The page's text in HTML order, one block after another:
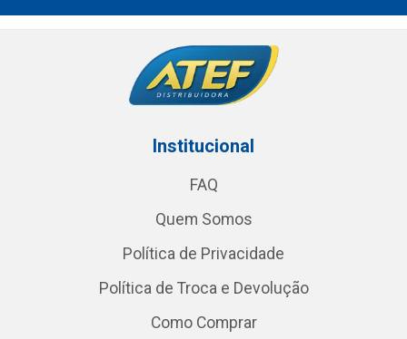
Institucional
FAQ
Quem Somos
Política de Privacidade
Política de Troca e Devolução
Como Comprar